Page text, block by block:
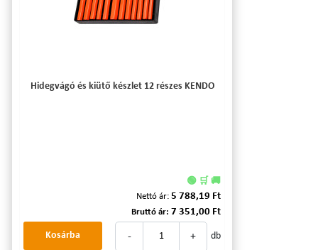
Hidegvágó és kiütő készlet 12 részes KENDO
🟢 🛒 🚚
Nettó ár: 5 788,19 Ft
Bruttó ár: 7 351,00 Ft
- + db
Kosárba